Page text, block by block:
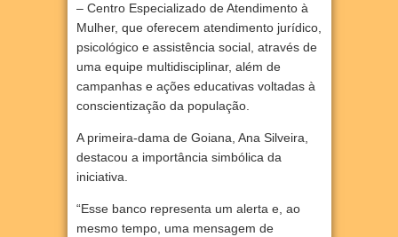
– Centro Especializado de Atendimento à
Mulher, que oferecem atendimento jurídico,
psicológico e assistência social, através de
uma equipe multidisciplinar, além de
campanhas e ações educativas voltadas à
conscientização da população.
A primeira-dama de Goiana, Ana Silveira,
destacou a importância simbólica da
iniciativa.
“Esse banco representa um alerta e, ao
mesmo tempo, uma mensagem de